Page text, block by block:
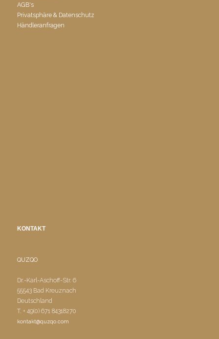
AGB's
Privatsphäre & Datenschutz
Händleranfragen
KONTAKT
QUZQO
Dr.-Karl-Aschoff-Str. 6
55543 Bad Kreuznach
Deutschland
T. + 49(0) 671 84318270
kontakt@quzqo.com